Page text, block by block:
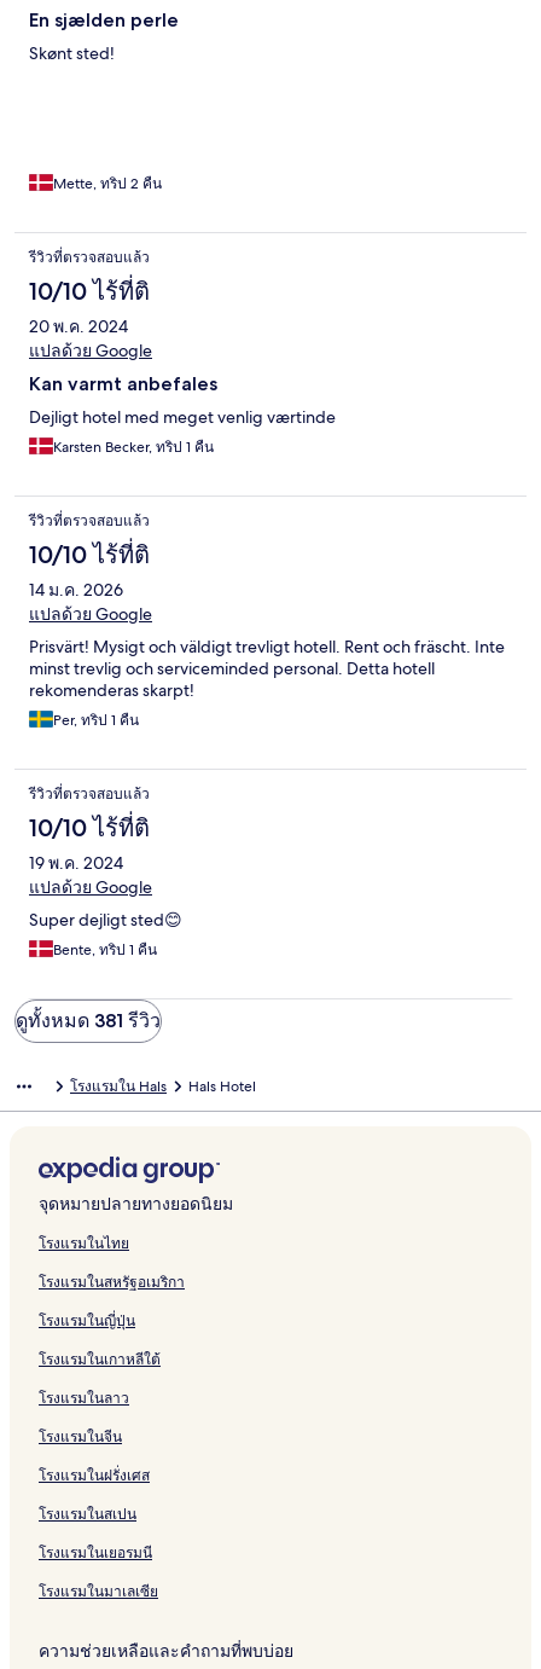
En sjælden perle
Skønt sted!
Mette, ทริป 2 คืน
รีวิวที่ตรวจสอบแล้ว
10/10 ไร้ที่ติ
20 พ.ค. 2024
แปลด้วย Google
Kan varmt anbefales
Dejligt hotel med meget venlig værtinde
Karsten Becker, ทริป 1 คืน
รีวิวที่ตรวจสอบแล้ว
10/10 ไร้ที่ติ
14 ม.ค. 2026
แปลด้วย Google
Prisvärt! Mysigt och väldigt trevligt hotell. Rent och fräscht. Inte
minst trevlig och serviceminded personal. Detta hotell
rekomenderas skarpt!
Per, ทริป 1 คืน
รีวิวที่ตรวจสอบแล้ว
10/10 ไร้ที่ติ
19 พ.ค. 2024
แปลด้วย Google
Super dejligt sted😊
Bente, ทริป 1 คืน
ดูทั้งหมด 381 รีวิว
โรงแรมใน Hals Hals Hotel
จุดหมายปลายทางยอดนิยม
โรงแรมในไทย
โรงแรมในสหรัฐอเมริกา
โรงแรมในญี่ปุ่น
โรงแรมในเกาหลีใต้
โรงแรมในลาว
โรงแรมในจีน
โรงแรมในฝรั่งเศส
โรงแรมในสเปน
โรงแรมในเยอรมนี
โรงแรมในมาเลเซีย
ความช่วยเหลือและคำถามที่พบบ่อย